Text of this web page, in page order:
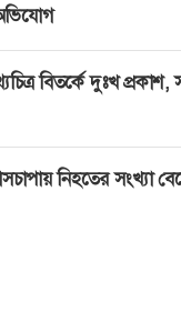
বিতর্কে দুঃখ প্রকাশ,
নিহতের সংখ্যা